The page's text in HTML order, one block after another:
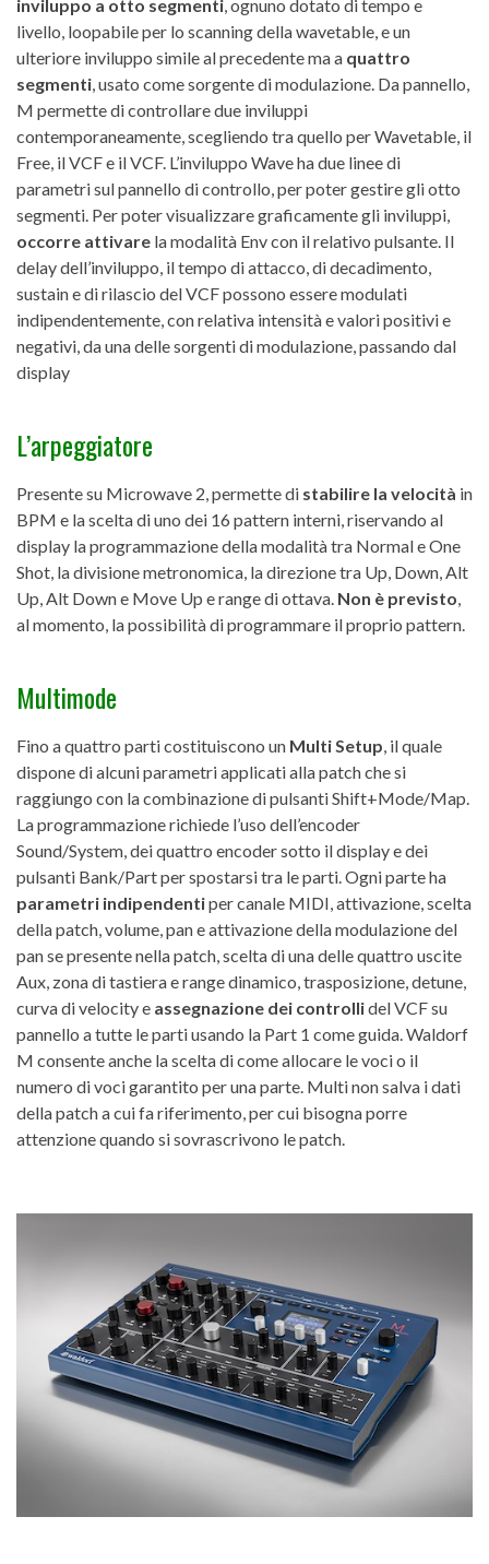
inviluppo a otto segmenti , ognuno dotato di tempo e
livello, loopabile per lo scanning della wavetable, e un
ulteriore inviluppo simile al precedente ma a quattro
segmenti , usato come sorgente di modulazione. Da pannello,
M permette di controllare due inviluppi
contemporaneamente, scegliendo tra quello per Wavetable, il
Free, il VCF e il VCF. L’inviluppo Wave ha due linee di
parametri sul pannello di controllo, per poter gestire gli otto
segmenti. Per poter visualizzare graficamente gli inviluppi,
occorre attivare la modalità Env con il relativo pulsante. Il
delay dell’inviluppo, il tempo di attacco, di decadimento,
sustain e di rilascio del VCF possono essere modulati
indipendentemente, con relativa intensità e valori positivi e
negativi, da una delle sorgenti di modulazione, passando dal
display
L’arpeggiatore
Presente su Microwave 2, permette di stabilire la velocità in
BPM e la scelta di uno dei 16 pattern interni, riservando al
display la programmazione della modalità tra Normal e One
Shot, la divisione metronomica, la direzione tra Up, Down, Alt
Up, Alt Down e Move Up e range di ottava. Non è previsto
al momento, la possibilità di programmare il proprio pattern.
Multimode
Fino a quattro parti costituiscono un Multi Setup , il quale
dispone di alcuni parametri applicati alla patch che si
raggiungo con la combinazione di pulsanti Shift+Mode/Map.
La programmazione richiede l’uso dell’encoder
Sound/System, dei quattro encoder sotto il display e dei
pulsanti Bank/Part per spostarsi tra le parti. Ogni parte ha
parametri indipendentiper canale MIDI, attivazione, scelta
della patch, volume, pan e attivazione della modulazione del
pan se presente nella patch, scelta di una delle quattro uscite
Aux, zona di tastiera e range dinamico, trasposizione, detune,
curva di velocity e assegnazione dei controllidel VCF su
pannello a tutte le parti usando la Part 1 come guida. Waldorf
M consente anche la scelta di come allocare le voci o il
numero di voci garantito per una parte. Multi non salva i dati
della patch a cui fa riferimento, per cui bisogna porre
attenzione quando si sovrascrivono le patch.